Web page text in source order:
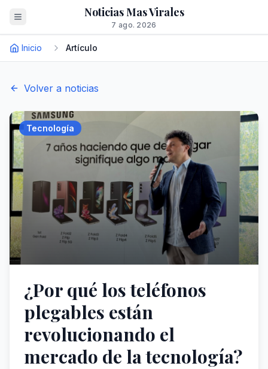
Noticias Mas Virales
7 ago. 2026
Inicio Artículo
Volver a noticias
Tecnología
¿Por qué los teléfonos
plegables están
revolucionando el
mercado de la tecnología?